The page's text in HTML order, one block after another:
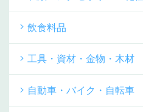
飲食料品
工具・資材・金物・木材
自動車・バイク・自転車